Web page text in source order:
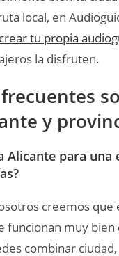
combinar ciudad,
cercana sin perder
el castillo de
la Explanada y un
bloque ya te llevas
para ver